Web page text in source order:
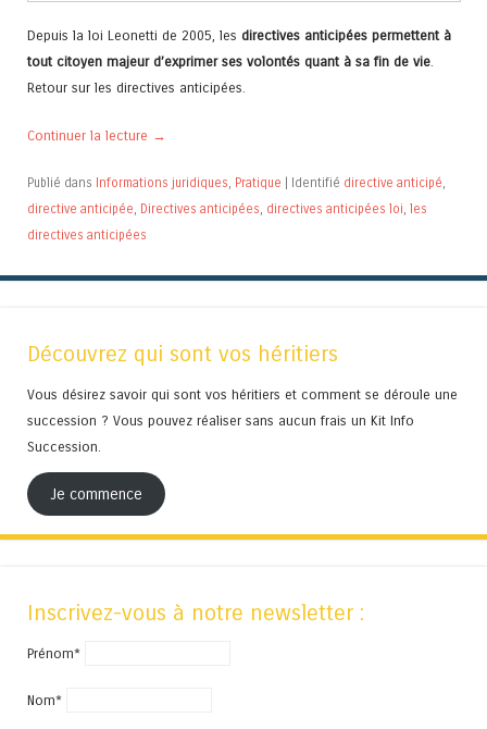
Depuis la loi Leonetti de 2005, les directives anticipées permettent à
tout citoyen majeur d’exprimer ses volontés quant à sa fin de vie.
Retour sur les directives anticipées.
Continuer la lecture →
Publié dans Informations juridiques Pratique | Identifié directive anticipé
directive anticipée Directives anticipées directives anticipées loi les
directives anticipées
Découvrez qui sont vos héritiers
Vous désirez savoir qui sont vos héritiers et comment se déroule une
succession ? Vous pouvez réaliser sans aucun frais un Kit Info
Succession.
Je commence
Inscrivez-vous à notre newsletter :
Prénom*
Nom*